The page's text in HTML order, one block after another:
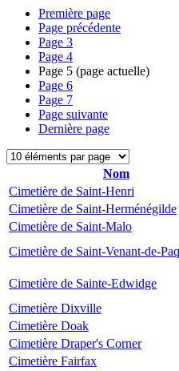
Première page
Page précédente
Page 3
Page 4
Page 5 (page actuelle)
Page 6
Page 7
Page suivante
Dernière page
Nom
Cimetière de Saint-Henri
Cimetière de Saint-Herménégilde
Cimetière de Saint-Malo
Cimetière de Saint-Venant-de-
Cimetière de Sainte-Edwidge
Cimetière Dixville
Cimetière Doak
Cimetière Draper's Corner
Cimetière Fairfax